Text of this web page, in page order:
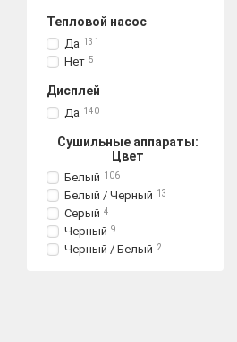
Тепловой насос
Да 131
Нет 5
Дисплей
Да 140
Сушильные аппараты:
Цвет
Белый 106
Белый / Черный 13
Серый 4
Черный 9
Черный / Белый 2